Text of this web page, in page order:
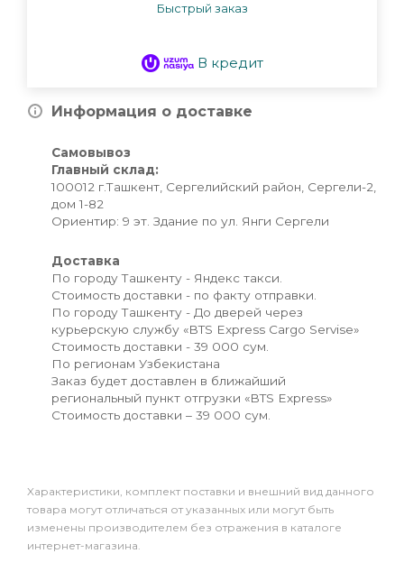
Быстрый заказ
В кредит
Информация о доставке
Самовывоз
Главный склад:
100012 г.Ташкент, Сергелийский район, Сергели-2,
дом 1-82
Ориентир: 9 эт. Здание по ул. Янги Сергели
Доставка
По городу Ташкенту - Яндекс такси.
Стоимость доставки - по факту отправки.
По городу Ташкенту - До дверей через
курьерскую службу «BTS Express Cargo Servise»
Стоимость доставки - 39 000 сум.
По регионам Узбекистана
Заказ будет доставлен в ближайший
региональный пункт отгрузки «BTS Express»
Стоимость доставки – 39 000 сум.
Xарактеристики, комплект поставки и внешний вид данного
товара могут отличаться от указанных или могут быть
изменены производителем без отражения в каталоге
интернет-магазина.